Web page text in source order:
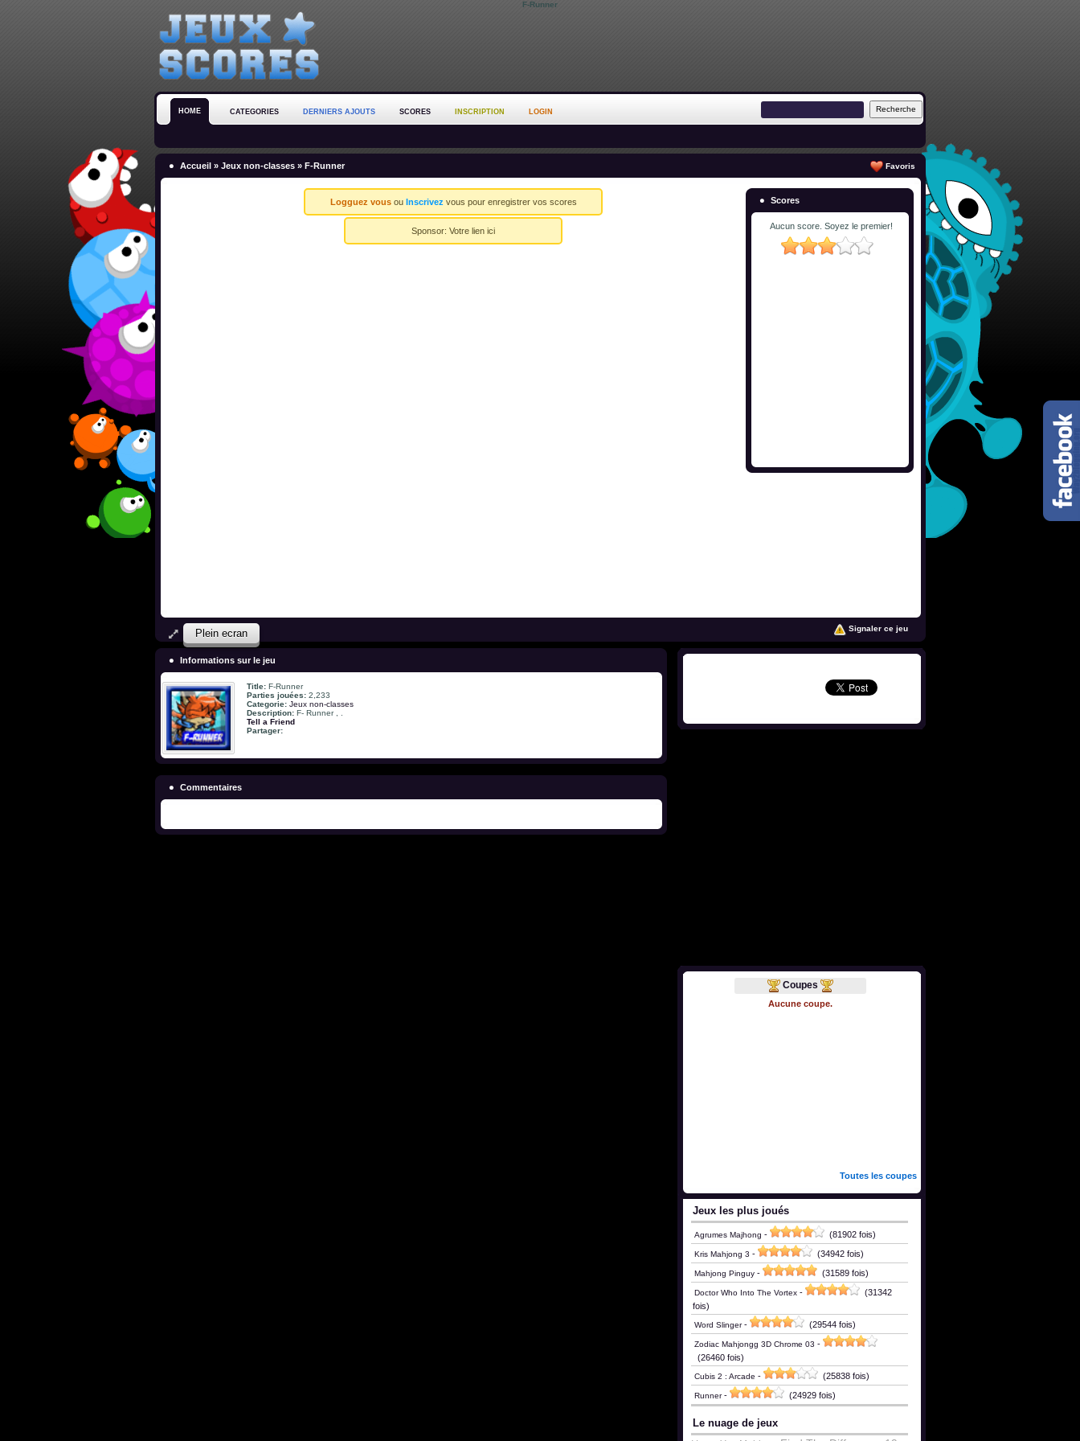
F-Runner
HOME CATEGORIES DERNIERS AJOUTS SCORES INSCRIPTION LOGIN
Accueil » Jeux non-classes » F-Runner Favoris
Logguez vousou Inscrivez vous pour enregistrer vos scores
Sponsor: Votre lien ici
Scores
Aucun score. Soyez le premier!
Plein ecran Signaler ce jeu
Informations sur le jeu
Title: F-Runner
Parties jouées: 2,233
Categorie: Jeux non-classes
Description: F- Runner , .
Tell a Friend
Partager:
Commentaires
Coupes
Aucune coupe.
Toutes les coupes
Jeux les plus joués
Agrumes Majhong - (81902 fois)
Kris Mahjong 3 - (34942 fois)
Mahjong Pinguy - (31589 fois)
Doctor Who Into The Vortex -
(31342
fois)
Word Slinger- (29544 fois)
Zodiac Mahjongg 3D Chrome 03 -
(26460 fois)
Cubis 2 : Arcade - (25838 fois)
Runner- (24929 fois)
Le nuage de jeux